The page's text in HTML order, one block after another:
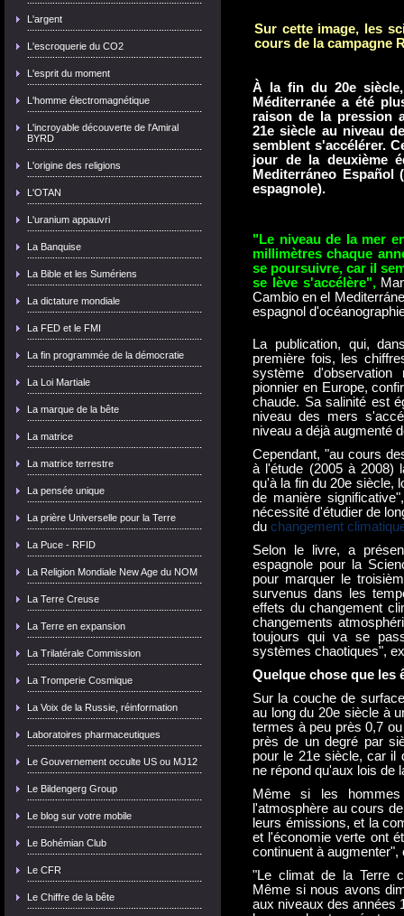
L'argent
L'escroquerie du CO2
L'esprit du moment
L'homme électromagnétique
L'incroyable découverte de l'Amiral
BYRD
L'origine des religions
L'OTAN
L'uranium appauvri
La Banquise
La Bible et les Sumériens
La dictature mondiale
La FED et le FMI
La fin programmée de la démocratie
La Loi Martiale
La marque de la bête
La matrice
La matrice terrestre
La pensée unique
La prière Universelle pour la Terre
La Puce - RFID
La Religion Mondiale New Age du NOM
La Terre Creuse
La Terre en expansion
La Trilatérale Commission
La Tromperie Cosmique
La Voix de la Russie, réinformation
Laboratoires pharmaceutiques
Le Gouvernement occulte US ou MJ12
Le Bildengerg Group
Le blog sur votre mobile
Le Bohémian Club
Le CFR
Le Chiffre de la bête
Sur cette image, les
cours de la campagne
À la fin du 20e
Méditerranée a été
raison de la pression
21e siècle au niveau
semblent s'accélérer.
jour de la deuxième
Mediterráneo Español
espagnole).
"Le niveau de la mer
millimètres chaque
se poursuivre, car il
se lève s'accélère",
Cambio en el
espagnol
La publication, qui,
première fois, les
système
pionnier en Europe,
chaude. Sa salinité est
niveau des mers
niveau a déjà augmenté
Cependant, "au cours
à l'étude (2005 à 2008)
qu'à la fin du 20e siècle,
de manière
nécessité d'étudier de
du changement
Selon le livre, a
espagnole pour la
pour marquer le
survenus dans les
effets du changement
changements
toujours qui va se
systèmes chaotiques",
Quelque chose que les
Sur la couche de
au long du 20e siècle à
termes à peu près 0,7 ou
près de un degré par
pour le 21e siècle, car il
ne répond qu'aux lois de
Même si les
l'atmosphère au cours
leurs émissions, et la
et l'économie verte ont
continuent à
"Le climat de la Terre
Même si nous avons
aux niveaux des années